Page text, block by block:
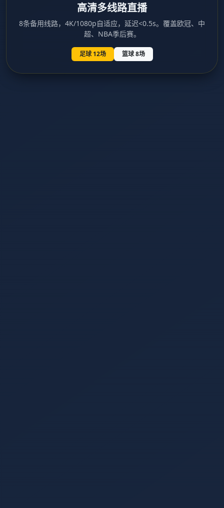
高清多线路直播
8条备用线路，4K/1080p自适应，延迟<0.5s。覆盖欧冠、中
超、NBA季后赛。
足球 12场 篮球 8场